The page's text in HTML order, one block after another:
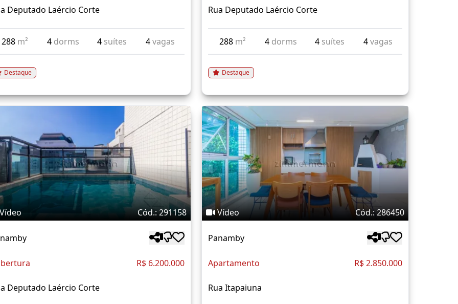
Deputado Laércio Corte
288 m² 4 dorms 4 suítes 4vagas
Destaque
Rua Deputado Laércio Corte
288 m² 4 dorms 4 suítes 4vagas
Destaque
Vídeo Cód.: 291158
R$ 6.200.000
Deputado Laércio Corte
Vídeo Cód.: 286450
Panamby
Apartamento R$ 2.850.000
Rua Itapaiuna